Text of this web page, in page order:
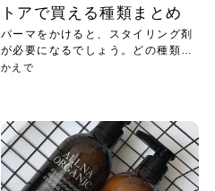
トアで買える種類まとめ
パーマをかけると、スタイリング剤
が必要になるでしょう。どの種類の
スタ...
かえで